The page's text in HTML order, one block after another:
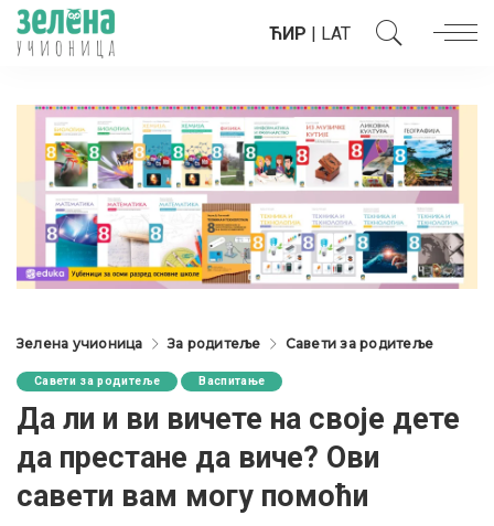
ЋИР | LAT
Зелена учионица За родитеље Савети за родитеље
Савети за родитеље Васпитање
Да ли и ви вичете на своје дете
да престане да виче? Ови
савети вам могу помоћи